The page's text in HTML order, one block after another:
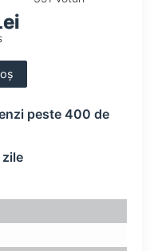
peste 400 de